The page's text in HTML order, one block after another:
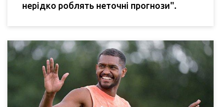
нерідко роблять неточні прогнози".